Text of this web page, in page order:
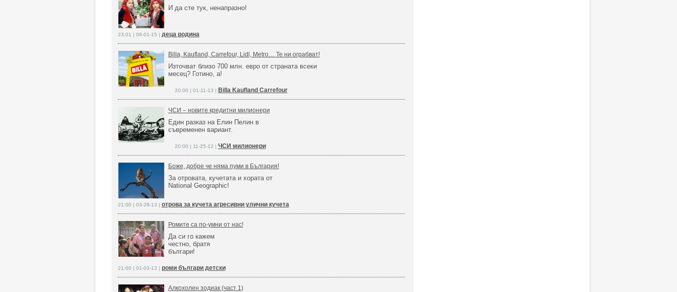
И да сте тук, ненапразно!
23:01 | 06-01-15 | деца родина
Billa, Kaufland, Carrefour, Lidl, Metro… Те ни ограбват!
Източват близо 700 млн. евро от страната всеки
месец? Готино, а!
20:00 | 01-11-13 | Billa Kaufland Carrefour
ЧСИ – новите кредитни милионери
Един разказ на Елин Пелин в
съвременен вариант.
20:00 | 11-25-12 | ЧСИ милионери
Боже, добре че няма пуми в България!
За отровата, кучетата и хората от
National Geographic!
21:00 | 03-28-13 | отрова за кучета агресивни улични кучета
Ромите са по-умни от нас!
Да си го кажем
честно, братя
българи!
21:00 | 01-03-13 | роми българи детски
Алкохолен зодиак (част 1)